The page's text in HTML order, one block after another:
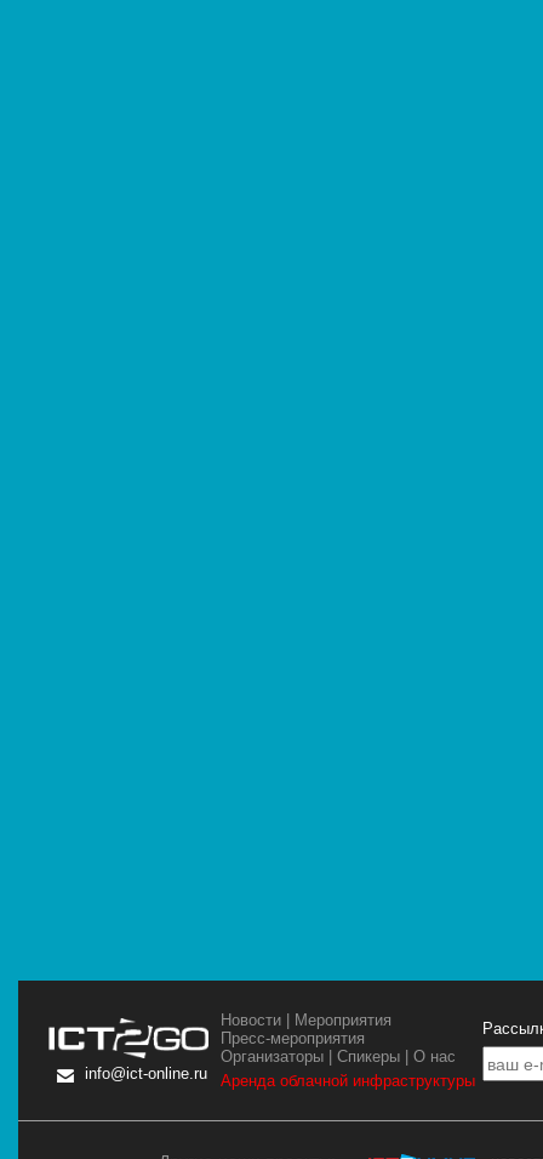
info@ict-online.ru
Новости
Мероприятия
Пресс-мероприятия
Организаторы |Спикеры |О нас
Аренда облачной инфраструктуры